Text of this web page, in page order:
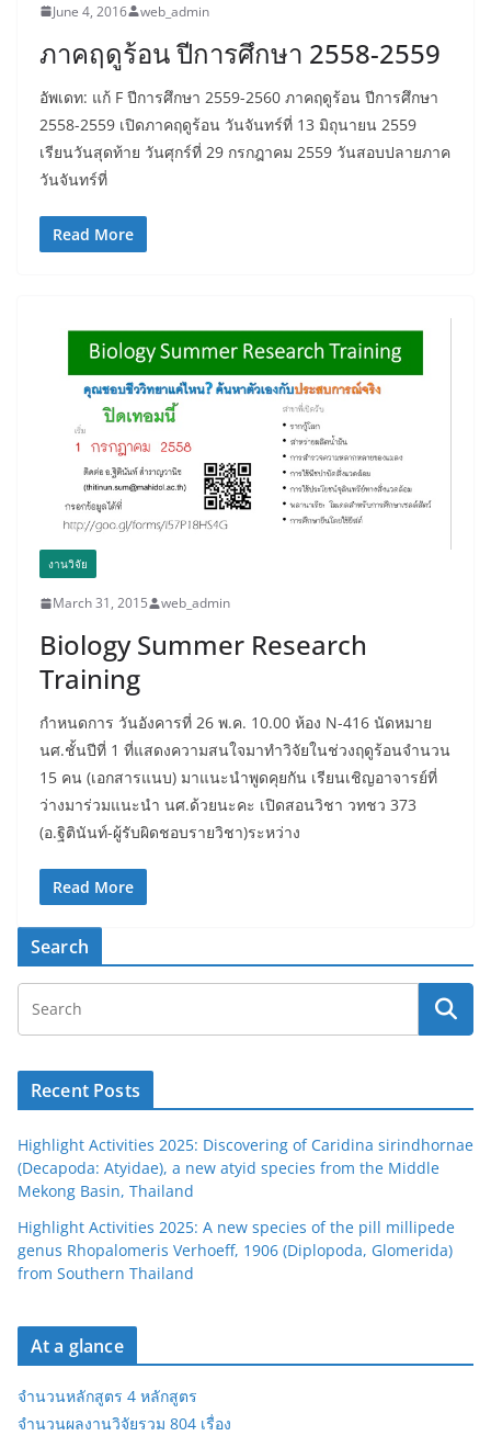
June 4, 2016 web_admin
ภาคฤดูร้อน ปีการศึกษา 2558-2559
อัพเดท: แก้ F ปีการศึกษา 2559-2560 ภาคฤดูร้อน ปีการศึกษา
2558-2559 เปิดภาคฤดูร้อน วันจันทร์ที่ 13 มิถุนายน 2559
เรียนวันสุดท้าย วันศุกร์ที่ 29 กรกฎาคม 2559 วันสอบปลายภาค
วันจันทร์ที่
Read More
งานวิจัย
March 31, 2015 web_admin
Biology Summer Research
Training
กำหนดการ วันอังคารที่ 26 พ.ค. 10.00 ห้อง N-416 นัดหมาย
นศ.ชั้นปีที่ 1 ที่แสดงความสนใจมาทำวิจัยในช่วงฤดูร้อนจำนวน
15 คน (เอกสารแนบ) มาแนะนำพูดคุยกัน เรียนเชิญอาจารย์ที่
ว่างมาร่วมแนะนำ นศ.ด้วยนะคะ เปิดสอนวิชา วทชว 373
(อ.ฐิตินันท์-ผู้รับผิดชอบรายวิชา)ระหว่าง
Read More
Search
Recent Posts
Highlight Activities 2025: Discovering of Caridina sirindhornae
(Decapoda: Atyidae), a new atyid species from the Middle
Mekong Basin, Thailand
Highlight Activities 2025: A new species of the pill millipede
genus Rhopalomeris Verhoeff, 1906 (Diplopoda, Glomerida)
from Southern Thailand
At a glance
จำนวนหลักสูตร 4 หลักสูตร
จำนวนผลงานวิจัยรวม 804 เรื่อง